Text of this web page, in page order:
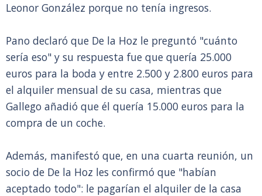
Leonor González porque no tenía ingresos.
Pano declaró que De la Hoz le preguntó "cuánto
sería eso" y su respuesta fue que quería 25.000
euros para la boda y entre 2.500 y 2.800 euros para
el alquiler mensual de su casa, mientras que
Gallego añadió que él quería 15.000 euros para la
compra de un coche.
Además, manifestó que, en una cuarta reunión, un
socio de De la Hoz les confirmó que "habían
aceptado todo": le pagarían el alquiler de la casa